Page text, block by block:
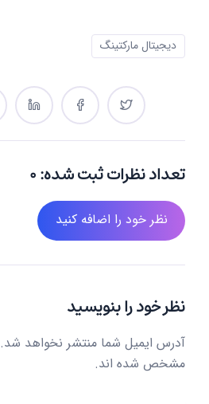
دیجیتال مارکتینگ
تعداد نظرات ثبت شده: 0
نظر خود را اضافه کنید
نظر خود را بنویسید
آدرس ایمیل شما منتشر نخواهد شد.
مشخص شده اند.